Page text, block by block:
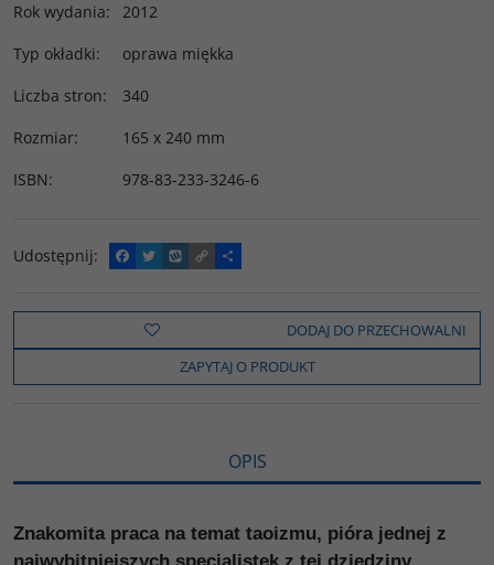
Rok wydania:
2012
Typ okładki:
oprawa miękka
Liczba stron:
340
Rozmiar:
165 x 240 mm
ISBN: 978-83-233-3246-6
Udostępnij:
F
a
e
o
k
T
w
t
t
e
W
y
o
C
o
y
i
n
k
P
o
z
e
l
s
DODAJ DO PRZECHOWALNI
ZAPYTAJ O PRODUKT
OPIS
Znakomita praca na temat taoizmu, pióra jednej z